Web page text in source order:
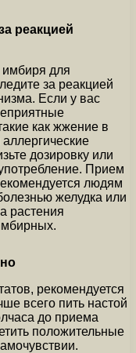
реакцией
для
за реакцией
Если у вас
как жжение в
дозировку или
Прием
людям
желудка или
растения
рекомендуется
всего пить настой
до приема
положительные